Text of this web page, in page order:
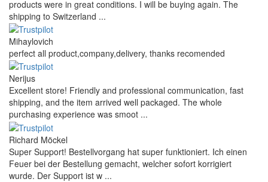
products were in great conditions. I will be buying again. The
shipping to Switzerland ...
Mihaylovich
perfect all product,company,delivery, thanks recomended
Nerijus
Excellent store! Friendly and professional communication, fast
shipping, and the item arrived well packaged. The whole
purchasing experience was smoot ...
Richard Möckel
Super Support! Bestellvorgang hat super funktioniert. Ich einen
Feuer bei der Bestellung gemacht, welcher sofort korrigiert
wurde. Der Support ist w ...